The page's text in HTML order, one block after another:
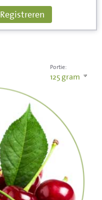
Registreren
Portie:
125gram